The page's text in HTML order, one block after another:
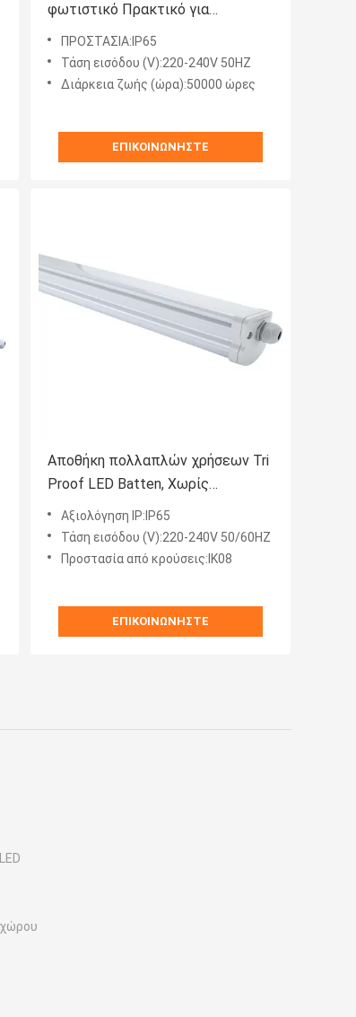
φωτιστικό Πρακτικό για
εμπορικό κέντρο
ΠΡΟΣΤΑΣΙΑ:IP65
Τάση εισόδου (V):220-240V 50HZ
Διάρκεια ζωής (ώρα):50000 ώρες
ΕΠΙΚΟΙΝΩΝΉΣΤΕ
Αποθήκη πολλαπλών χρήσεων Tri
Proof LED Batten, Χωρίς
τρεμόπαιγμα γραμμικές ταινίες
φωτισμού LED
Αξιολόγηση IP:IP65
Τάση εισόδου (V):220-240V 50/60HZ
Προστασία από κρούσεις:ΙΚ08
ΕΠΙΚΟΙΝΩΝΉΣΤΕ